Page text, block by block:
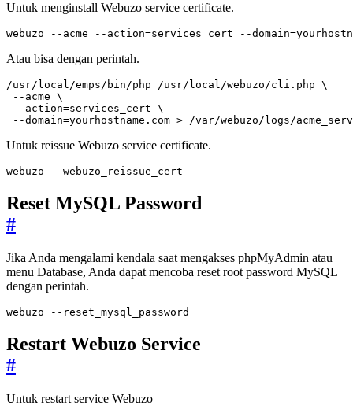
Untuk menginstall Webuzo service certificate.
webuzo --acme --action=services_cert --domain=
Atau bisa dengan perintah.
/usr/local/emps/bin/php /usr/local/webuzo/cli.php
--acme
--action=services_cert
--domain=yourhostname.com > /var/webuzo/logs/
Untuk reissue Webuzo service certificate.
webuzo --webuzo_reissue_cert
Reset MySQL Password
#
Jika Anda mengalami kendala saat mengakses phpMyAdmin atau
menu Database, Anda dapat mencoba reset root password MySQL
dengan perintah.
webuzo --reset_mysql_password
Restart Webuzo Service
#
Untuk restart service Webuzo